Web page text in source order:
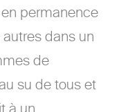
permanence
dans un
de
su de tous et
à un